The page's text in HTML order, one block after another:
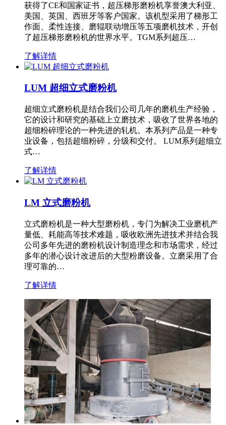
获得了CE和国家证书，超压梯形磨粉机享誉澳大利亚、
美国、英国、西班牙等客户国家。该机型采用了梯形工
作面、柔性连接、磨辊联动增压等五项磨机技术，开创
了超压梯形磨粉机的世界水平。TGM系列超压…
了解详情
LUM 超细立式磨粉机
超细立式磨粉机是结合我们公司几年的磨机生产经验，
它的设计和研究的基础上立磨技术，吸收了世界各地的
超细粉碎理论的一种先进的轧机。本系列产品是一种专
业设备，包括超细粉碎，分级和交付。 LUM系列超细立
式…
了解详情
LM 立式磨粉机
立式磨粉机是一种大型磨粉机，专门为解决工业磨机产
量低、耗能高等技术难题，吸收欧洲先进技术并结合我
公司多年先进的磨粉机设计制造理念和市场需求，经过
多年的潜心设计改进后的大型粉磨设备。立磨采用了合
理可靠的…
了解详情